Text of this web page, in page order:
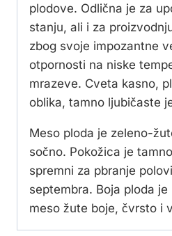
plodove. Odlična je za
stanju, ali i za
zbog svoje impozantne
otpornosti na niske
mrazeve. Cveta kasno,
oblika, tamno ljubičaste
Meso ploda je zeleno-
sočno. Pokožica je
spremni za pbranje
septembra. Boja ploda
meso žute boje, čvrsto i